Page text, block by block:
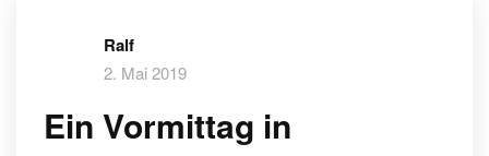
Ralf
2. Mai 2019
Ein Vormittag in